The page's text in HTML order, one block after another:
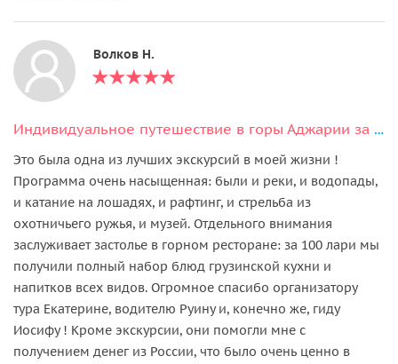
Волков Н.
Индивидуальное путешествие в горы Аджарии за 7 часов
Это была одна из лучших экскурсий в моей жизни !
Программа очень насыщенная: были и реки, и водопады,
и катание на лошадях, и рафтинг, и стрельба из
охотничьего ружья, и музей. Отдельного внимания
заслуживает застолье в горном ресторане: за 100 лари мы
получили полный набор блюд грузинской кухни и
напитков всех видов. Огромное спасибо организатору
тура Екатерине, водителю Руину и, конечно же, гиду
Иосифу ! Кроме экскурсии, они помогли мне с
получением денег из России, что было очень ценно в